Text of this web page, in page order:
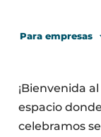
Para empresas
¡Bienvenida
espacio
celebramos